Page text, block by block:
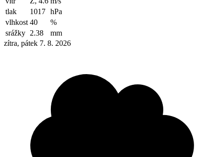
tlak
1017 hPa
vlhkost 40
%
srážky 2.38
mm
zítra, pátek 7. 8. 2026